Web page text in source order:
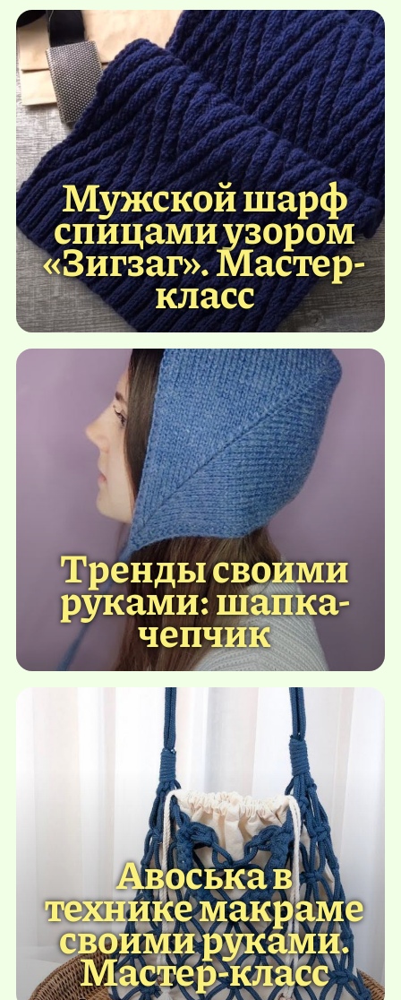
Мужской шарф
спицами узором
«Зигзаг». Мастер-
класс
Тренды своими
руками: шапка-
чепчик
Авоська в
технике макраме
своими руками.
Мастер-класс